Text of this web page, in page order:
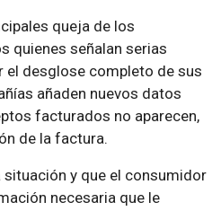
queja de los
quienes señalan serias
el desglose completo de sus
añaden nuevos datos
facturados no aparecen,
de la factura.
y que el consumidor
necesaria que le